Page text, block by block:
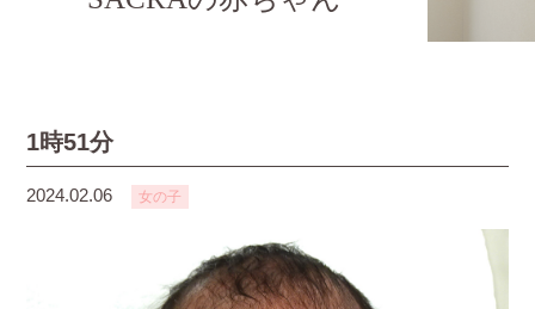
1時51分
2024.02.06 女の子